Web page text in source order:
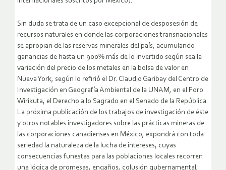
Sin duda se trata de un caso excepcional de desposesión de
recursos naturales en donde las corporaciones transnacionales
se apropian de las reservas minerales del país, acumulando
ganancias de hasta un 900% más de lo invertido según sea la
variación del precio de los metales en la bolsa de valor en
Nueva York, según lo refirió el Dr. Claudio Garibay del Centro de
Investigación en Geografía Ambiental de la UNAM, en el Foro
Wirikuta, el Derecho a lo Sagrado en el Senado de la República.
La próxima publicación de los trabajos de investigación de éste
y otros notables investigadores sobre las prácticas mineras de
las corporaciones canadienses en México, expondrá con toda
seriedad la naturaleza de la lucha de intereses, cuyas
consecuencias funestas para las poblaciones locales recorren
una lógica de promesas, engaños, colusión gubernamental,